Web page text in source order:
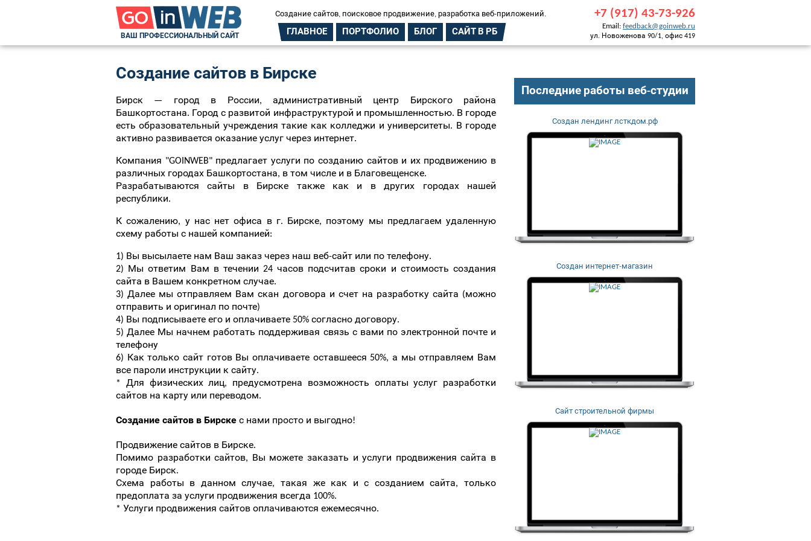
ВАШ ПРОФЕССИОНАЛЬНЫЙ САЙТ
Создание сайтов, поисковое продвижение, разработка веб-приложений.
ГЛАВНОЕ ПОРТФОЛИО БЛОГ САЙТ В РБ
+7 (917) 43-73-926
Email: feedback@goinweb.ru
ул. Новоженова 90/1, офис 419
Создание сайтов в Бирске
Бирск — город в России, административный центр Бирского района
Башкортостана. Город с развитой инфраструктурой и промышленностью. В городе
есть образовательный учреждения такие как колледжи и университеты. В городе
активно развивается оказание услуг через интернет.
Компания "GOINWEB" предлагает услуги по созданию сайтов и их продвижению в
различных городах Башкортостана, в том числе и в Благовещенске.
Разрабатываются сайты в Бирске также как и в других городах нашей
республики.
К сожалению, у нас нет офиса в г. Бирске, поэтому мы предлагаем удаленную
схему работы с нашей компанией:
1) Вы высылаете нам Ваш заказ через наш веб-сайт или по телефону.
2) Мы ответим Вам в течении 24 часов подсчитав сроки и стоимость создания
сайта в Вашем конкретном случае.
3) Далее мы отправляем Вам скан договора и счет на разработку сайта (можно
отправить и оригинал по почте)
4) Вы подписываете его и оплачиваете 50% согласно договору.
5) Далее Мы начнем работать поддерживая связь с вами по электронной почте и
телефону
6) Как только сайт готов Вы оплачиваете оставшееся 50%, а мы отправляем Вам
все пароли инструкции к сайту.
* Для физических лиц, предусмотрена возможность оплаты услуг разработки
сайтов на карту или переводом.
Создание сайтов в Бирске с нами просто и выгодно!
Продвижение сайтов в Бирске.
Помимо разработки сайтов, Вы можете заказать и услуги продвижения сайта в
городе Бирск.
Схема работы в данном случае, такая же как и с созданием сайта, только
предоплата за услуги продвижения всегда 100%.
* Услуги продвижения сайтов оплачиваются ежемесячно.
Последние работы веб-студии
Создан лендинг лсткдом.рф
Создан интернет-магазин
Сайт строительной фирмы